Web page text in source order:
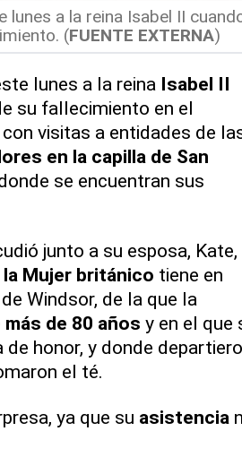
a la reina Isabel II
(FUENTE EXTERNA)
lunes a la reina Isabel II
su fallecimiento en el
visitas a entidades de
en la capilla de San
se encuentran sus
junto a su esposa, Kate,
Mujer británico tiene en
Windsor, de la que la
de 80 años y en el que
honor, y donde
el té.
ya que su asistencia